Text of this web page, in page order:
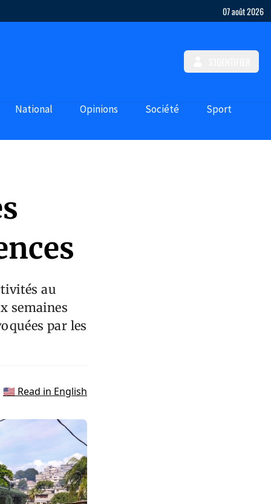
07 août 2026
National Opinions Société Sport
au
semaines
par les
🇺🇸 Read in English